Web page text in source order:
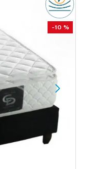
-10 %